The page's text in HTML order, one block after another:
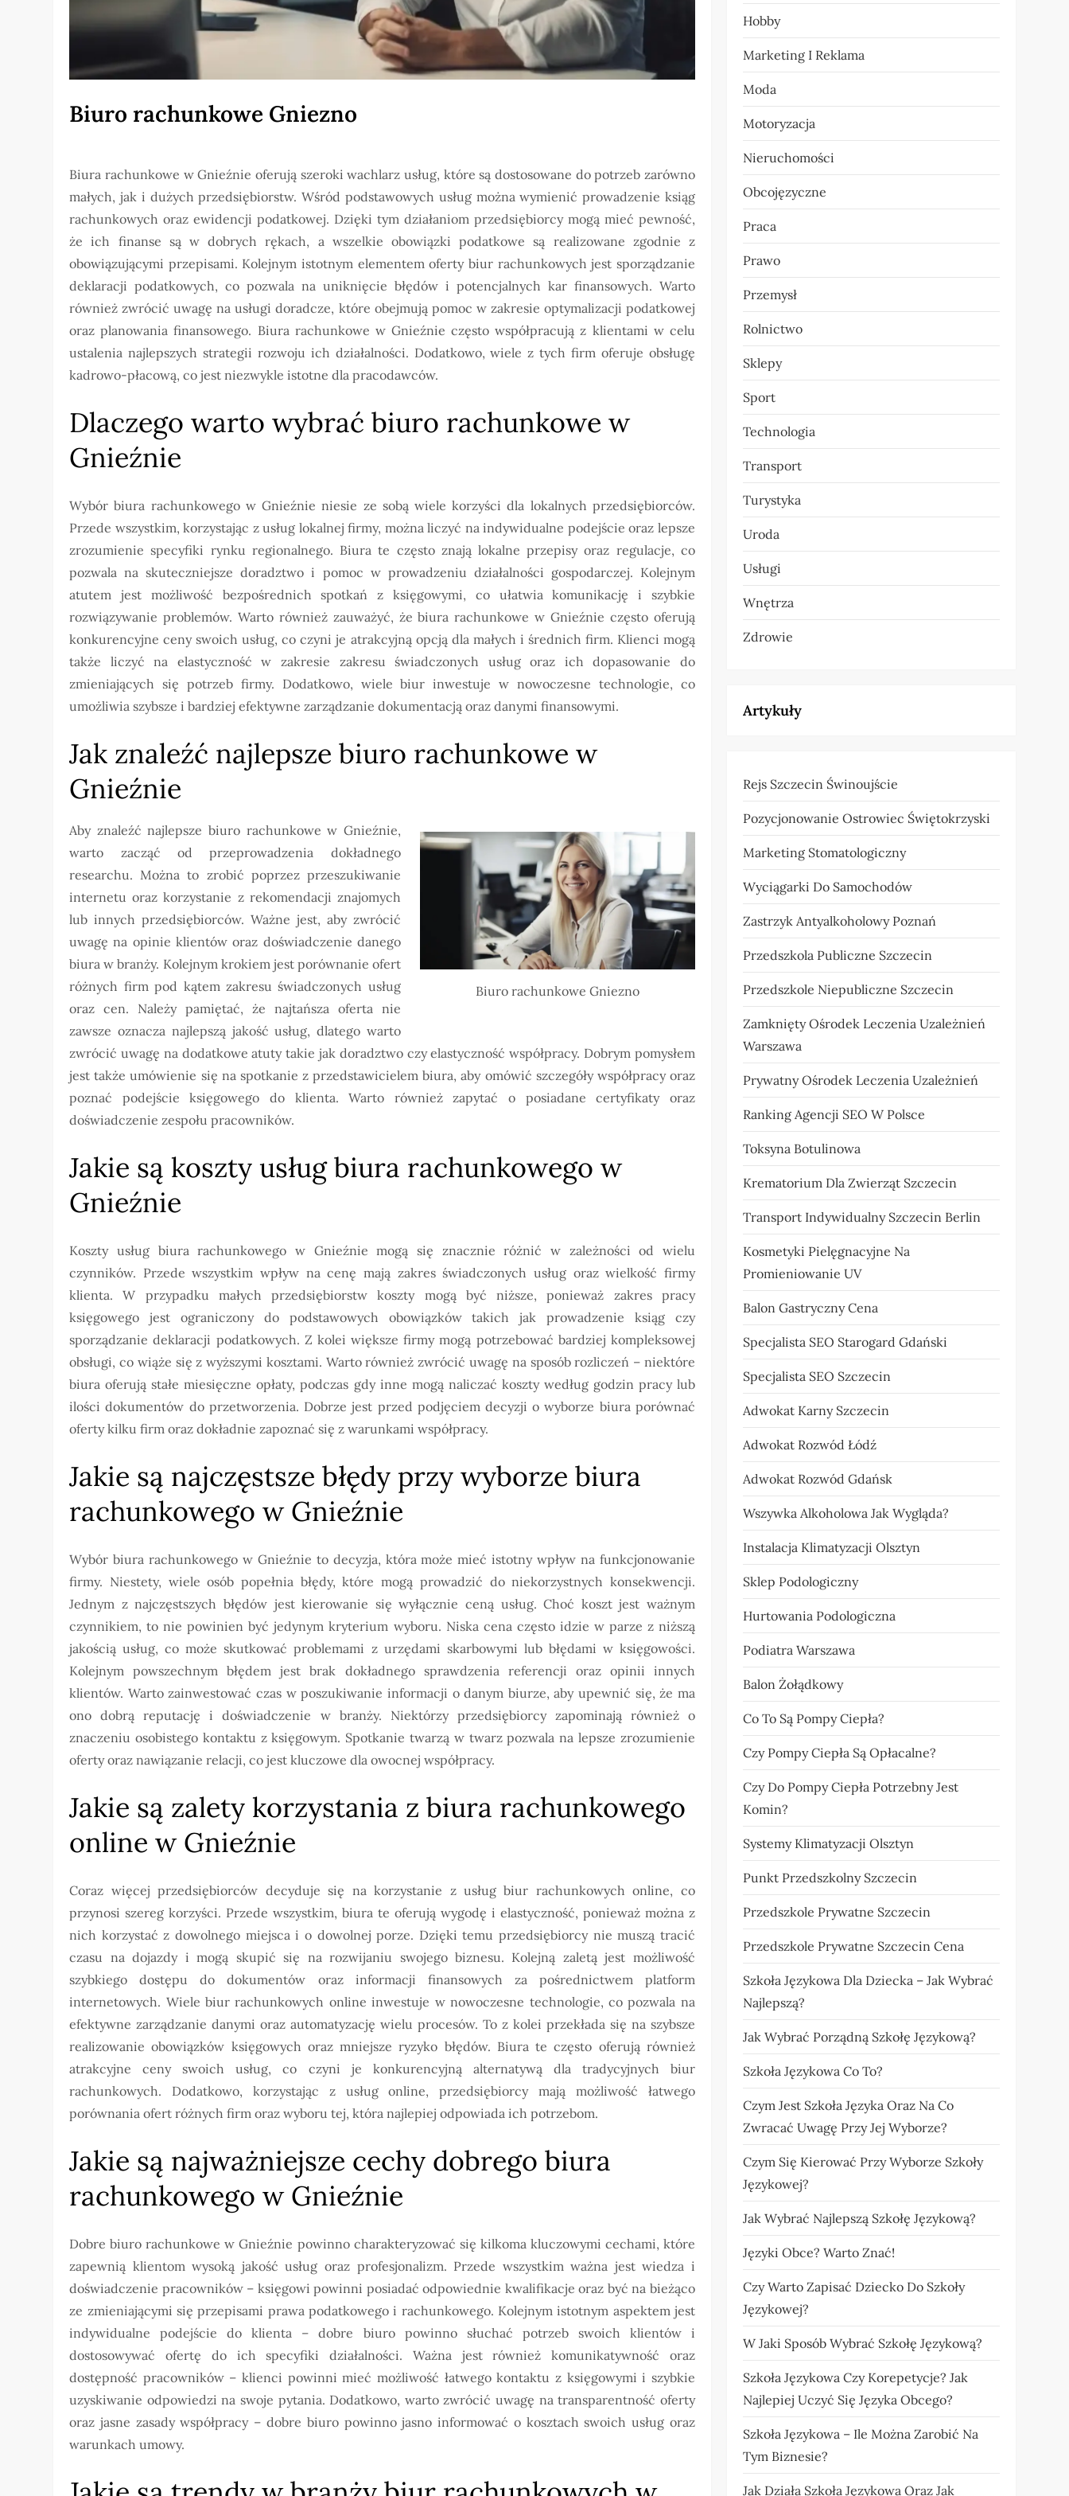
Biuro rachunkowe Gniezno
Biura rachunkowe w Gnieźnie oferują szeroki wachlarz usług, które są dostosowane do potrzeb zarówno
małych, jak i dużych przedsiębiorstw. Wśród podstawowych usług można wymienić prowadzenie ksiąg
rachunkowych oraz ewidencji podatkowej. Dzięki tym działaniom przedsiębiorcy mogą mieć pewność,
że ich finanse są w dobrych rękach, a wszelkie obowiązki podatkowe są realizowane zgodnie z
obowiązującymi przepisami. Kolejnym istotnym elementem oferty biur rachunkowych jest sporządzanie
deklaracji podatkowych, co pozwala na uniknięcie błędów i potencjalnych kar finansowych. Warto
również zwrócić uwagę na usługi doradcze, które obejmują pomoc w zakresie optymalizacji podatkowej
oraz planowania finansowego. Biura rachunkowe w Gnieźnie często współpracują z klientami w celu
ustalenia najlepszych strategii rozwoju ich działalności. Dodatkowo, wiele z tych firm oferuje obsługę
kadrowo-płacową, co jest niezwykle istotne dla pracodawców.
Dlaczego warto wybrać biuro rachunkowe w
Gnieźnie
Wybór biura rachunkowego w Gnieźnie niesie ze sobą wiele korzyści dla lokalnych przedsiębiorców.
Przede wszystkim, korzystając z usług lokalnej firmy, można liczyć na indywidualne podejście oraz lepsze
zrozumienie specyfiki rynku regionalnego. Biura te często znają lokalne przepisy oraz regulacje, co
pozwala na skuteczniejsze doradztwo i pomoc w prowadzeniu działalności gospodarczej. Kolejnym
atutem jest możliwość bezpośrednich spotkań z księgowymi, co ułatwia komunikację i szybkie
rozwiązywanie problemów. Warto również zauważyć, że biura rachunkowe w Gnieźnie często oferują
konkurencyjne ceny swoich usług, co czyni je atrakcyjną opcją dla małych i średnich firm. Klienci mogą
także liczyć na elastyczność w zakresie zakresu świadczonych usług oraz ich dopasowanie do
zmieniających się potrzeb firmy. Dodatkowo, wiele biur inwestuje w nowoczesne technologie, co
umożliwia szybsze i bardziej efektywne zarządzanie dokumentacją oraz danymi finansowymi.
Jak znaleźć najlepsze biuro rachunkowe w
Gnieźnie
Biuro rachunkowe Gniezno
Aby znaleźć najlepsze biuro rachunkowe w Gnieźnie,
warto zacząć od przeprowadzenia dokładnego
researchu. Można to zrobić poprzez przeszukiwanie
internetu oraz korzystanie z rekomendacji znajomych
lub innych przedsiębiorców. Ważne jest, aby zwrócić
uwagę na opinie klientów oraz doświadczenie danego
biura w branży. Kolejnym krokiem jest porównanie ofert
różnych firm pod kątem zakresu świadczonych usług
oraz cen. Należy pamiętać, że najtańsza oferta nie
zawsze oznacza najlepszą jakość usług, dlatego warto
zwrócić uwagę na dodatkowe atuty takie jak doradztwo czy elastyczność współpracy. Dobrym pomysłem
jest także umówienie się na spotkanie z przedstawicielem biura, aby omówić szczegóły współpracy oraz
poznać podejście księgowego do klienta. Warto również zapytać o posiadane certyfikaty oraz
doświadczenie zespołu pracowników.
Jakie są koszty usług biura rachunkowego w
Gnieźnie
Koszty usług biura rachunkowego w Gnieźnie mogą się znacznie różnić w zależności od wielu
czynników. Przede wszystkim wpływ na cenę mają zakres świadczonych usług oraz wielkość firmy
klienta. W przypadku małych przedsiębiorstw koszty mogą być niższe, ponieważ zakres pracy
księgowego jest ograniczony do podstawowych obowiązków takich jak prowadzenie ksiąg czy
sporządzanie deklaracji podatkowych. Z kolei większe firmy mogą potrzebować bardziej kompleksowej
obsługi, co wiąże się z wyższymi kosztami. Warto również zwrócić uwagę na sposób rozliczeń – niektóre
biura oferują stałe miesięczne opłaty, podczas gdy inne mogą naliczać koszty według godzin pracy lub
ilości dokumentów do przetworzenia. Dobrze jest przed podjęciem decyzji o wyborze biura porównać
oferty kilku firm oraz dokładnie zapoznać się z warunkami współpracy.
Jakie są najczęstsze błędy przy wyborze biura
rachunkowego w Gnieźnie
Wybór biura rachunkowego w Gnieźnie to decyzja, która może mieć istotny wpływ na funkcjonowanie
firmy. Niestety, wiele osób popełnia błędy, które mogą prowadzić do niekorzystnych konsekwencji.
Jednym z najczęstszych błędów jest kierowanie się wyłącznie ceną usług. Choć koszt jest ważnym
czynnikiem, to nie powinien być jedynym kryterium wyboru. Niska cena często idzie w parze z niższą
jakością usług, co może skutkować problemami z urzędami skarbowymi lub błędami w księgowości.
Kolejnym powszechnym błędem jest brak dokładnego sprawdzenia referencji oraz opinii innych
klientów. Warto zainwestować czas w poszukiwanie informacji o danym biurze, aby upewnić się, że ma
ono dobrą reputację i doświadczenie w branży. Niektórzy przedsiębiorcy zapominają również o
znaczeniu osobistego kontaktu z księgowym. Spotkanie twarzą w twarz pozwala na lepsze zrozumienie
oferty oraz nawiązanie relacji, co jest kluczowe dla owocnej współpracy.
Jakie są zalety korzystania z biura rachunkowego
online w Gnieźnie
Coraz więcej przedsiębiorców decyduje się na korzystanie z usług biur rachunkowych online, co
przynosi szereg korzyści. Przede wszystkim, biura te oferują wygodę i elastyczność, ponieważ można z
nich korzystać z dowolnego miejsca i o dowolnej porze. Dzięki temu przedsiębiorcy nie muszą tracić
czasu na dojazdy i mogą skupić się na rozwijaniu swojego biznesu. Kolejną zaletą jest możliwość
szybkiego dostępu do dokumentów oraz informacji finansowych za pośrednictwem platform
internetowych. Wiele biur rachunkowych online inwestuje w nowoczesne technologie, co pozwala na
efektywne zarządzanie danymi oraz automatyzację wielu procesów. To z kolei przekłada się na szybsze
realizowanie obowiązków księgowych oraz mniejsze ryzyko błędów. Biura te często oferują również
atrakcyjne ceny swoich usług, co czyni je konkurencyjną alternatywą dla tradycyjnych biur
rachunkowych. Dodatkowo, korzystając z usług online, przedsiębiorcy mają możliwość łatwego
porównania ofert różnych firm oraz wyboru tej, która najlepiej odpowiada ich potrzebom.
Jakie są najważniejsze cechy dobrego biura
rachunkowego w Gnieźnie
Dobre biuro rachunkowe w Gnieźnie powinno charakteryzować się kilkoma kluczowymi cechami, które
zapewnią klientom wysoką jakość usług oraz profesjonalizm. Przede wszystkim ważna jest wiedza i
doświadczenie pracowników – księgowi powinni posiadać odpowiednie kwalifikacje oraz być na bieżąco
ze zmieniającymi się przepisami prawa podatkowego i rachunkowego. Kolejnym istotnym aspektem jest
indywidualne podejście do klienta – dobre biuro powinno słuchać potrzeb swoich klientów i
dostosowywać ofertę do ich specyfiki działalności. Ważna jest również komunikatywność oraz
dostępność pracowników – klienci powinni mieć możliwość łatwego kontaktu z księgowymi i szybkie
uzyskiwanie odpowiedzi na swoje pytania. Dodatkowo, warto zwrócić uwagę na transparentność oferty
oraz jasne zasady współpracy – dobre biuro powinno jasno informować o kosztach swoich usług oraz
warunkach umowy.
Hobby
Marketing I Reklama
Moda
Motoryzacja
Nieruchomości
Obcojęzyczne
Praca
Prawo
Przemysł
Rolnictwo
Sklepy
Sport
Technologia
Transport
Turystyka
Uroda
Usługi
Wnętrza
Zdrowie
Artykuły
Rejs Szczecin Świnoujście
Pozycjonowanie Ostrowiec Świętokrzyski
Marketing Stomatologiczny
Wyciągarki Do Samochodów
Zastrzyk Antyalkoholowy Poznań
Przedszkola Publiczne Szczecin
Przedszkole Niepubliczne Szczecin
Zamknięty Ośrodek Leczenia Uzależnień
Warszawa
Prywatny Ośrodek Leczenia Uzależnień
Ranking Agencji SEO W Polsce
Toksyna Botulinowa
Krematorium Dla Zwierząt Szczecin
Transport Indywidualny Szczecin Berlin
Kosmetyki Pielęgnacyjne Na
Promieniowanie UV
Balon Gastryczny Cena
Specjalista SEO Starogard Gdański
Specjalista SEO Szczecin
Adwokat Karny Szczecin
Adwokat Rozwód Łódź
Adwokat Rozwód Gdańsk
Wszywka Alkoholowa Jak Wygląda?
Instalacja Klimatyzacji Olsztyn
Sklep Podologiczny
Hurtowania Podologiczna
Podiatra Warszawa
Balon Żołądkowy
Co To Są Pompy Ciepła?
Czy Pompy Ciepła Są Opłacalne?
Czy Do Pompy Ciepła Potrzebny Jest
Komin?
Systemy Klimatyzacji Olsztyn
Punkt Przedszkolny Szczecin
Przedszkole Prywatne Szczecin
Przedszkole Prywatne Szczecin Cena
Szkoła Językowa Dla Dziecka – Jak Wybrać
Najlepszą?
Jak Wybrać Porządną Szkołę Językową?
Szkoła Językowa Co To?
Czym Jest Szkoła Języka Oraz Na Co
Zwracać Uwagę Przy Jej Wyborze?
Czym Się Kierować Przy Wyborze Szkoły
Językowej?
Jak Wybrać Najlepszą Szkołę Językową?
Języki Obce? Warto Znać!
Czy Warto Zapisać Dziecko Do Szkoły
Językowej?
W Jaki Sposób Wybrać Szkołę Językową?
Szkoła Językowa Czy Korepetycje? Jak
Najlepiej Uczyć Się Języka Obcego?
Szkoła Językowa – Ile Można Zarobić Na
Tym Biznesie?
Jak Działa Szkoła Językowa Oraz Jak